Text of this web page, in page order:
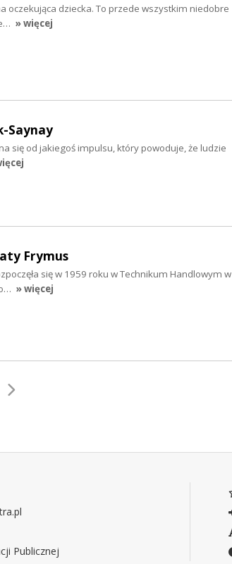
oczekująca dziecka. To przede wszystkim niedobre
» więcej
Saynay
się od jakiegoś impulsu, który powoduje, że ludzie
Frymus
się w 1959 roku w Technikum Handlowym w
» więcej
Publicznej